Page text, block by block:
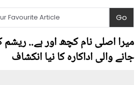
میرا اصلی نام کچھ اور ہے..
جانے والی اداکارہ کا نیا انکشاف